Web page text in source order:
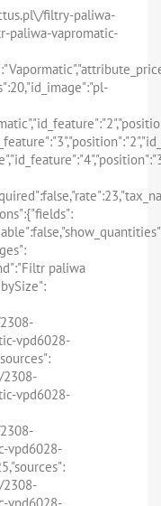
filtry-paliwa-
paliwa-vapromatic-
paliwa
vpd6028-
vpd6028-
vpd6028-